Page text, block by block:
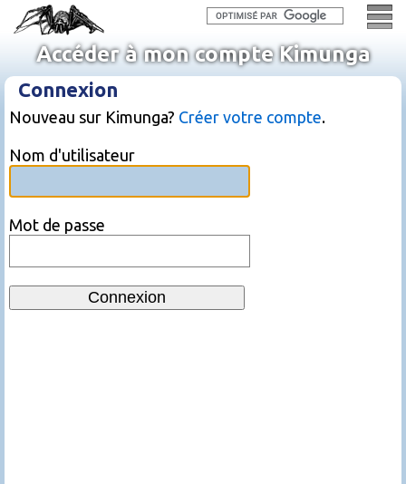
Accéder à mon compte Kimunga
Connexion
Nouveau sur Kimunga? Créer votre compte.
Nom d'utilisateur
Mot de passe